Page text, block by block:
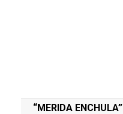
“MERIDA ENCHULA”